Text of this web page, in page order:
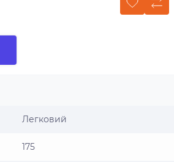
Легковий
175